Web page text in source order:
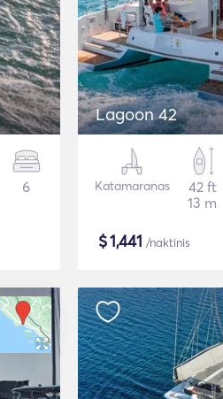
6
Lagoon 42
Katamaranas
42 ft
13 m
$1,441 /naktinis